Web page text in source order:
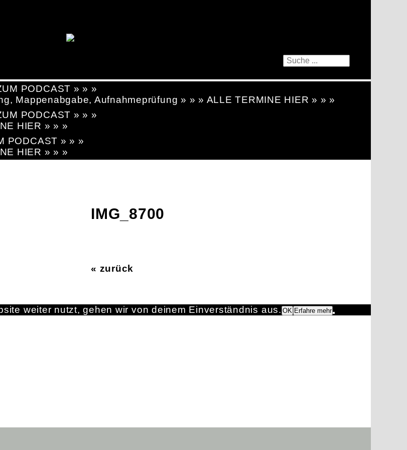
PODCAST » » »
Mappenabgabe, Aufnahmeprüfung » » » ALLE TERMINE HIER » » »
PODCAST » » »
HIER » » »
PODCAST » » »
HIER » » »
IMG_8700
« zurück
weiter nutzt, gehen wir von deinem Einverständnis aus. OK Erfahre mehr